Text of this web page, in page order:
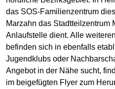
das SOS-Familienzentrum
Marzahn das Stadtteilzentrum
Anlaufstelle dient. Alle
befinden sich in ebenfalls
Jugendklubs oder
Angebot in der Nähe sucht,
im beigefügten Flyer zum